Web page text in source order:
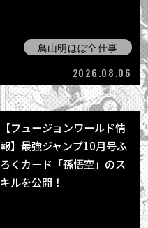
鳥山明ほぼ全仕事
2026.08.06
【フュージョンワールド情
報】最強ジャンプ10月号ふ
ろくカード「孫悟空」のス
キルを公開！